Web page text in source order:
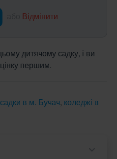
Відмінити
дитячому садку, і ви
першим.
садки в м. Бучач, коледжі в